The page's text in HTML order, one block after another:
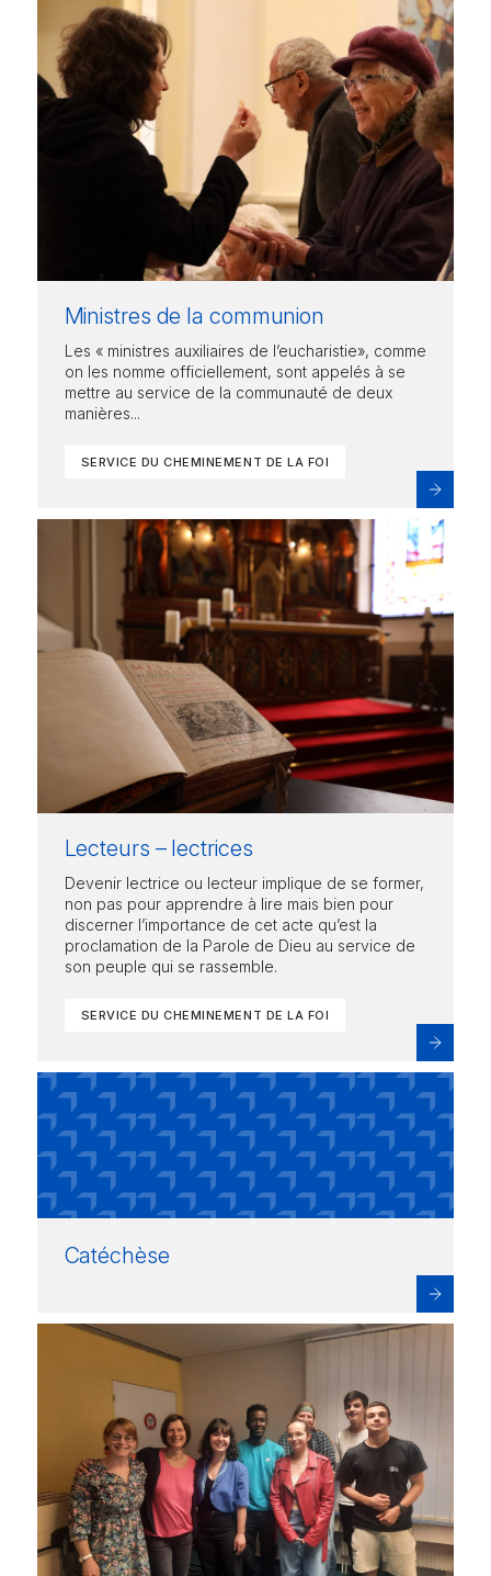
Ministres de la communion
Les « ministres auxiliaires de l’eucharistie», comme
on les nomme officiellement, sont appelés à se
mettre au service de la communauté de deux
manières...
SERVICE DU CHEMINEMENT DE LA FOI
Lecteurs – lectrices
Devenir lectrice ou lecteur implique de se former,
non pas pour apprendre à lire mais bien pour
discerner l’importance de cet acte qu’est la
proclamation de la Parole de Dieu au service de
son peuple qui se rassemble.
SERVICE DU CHEMINEMENT DE LA FOI
Catéchèse